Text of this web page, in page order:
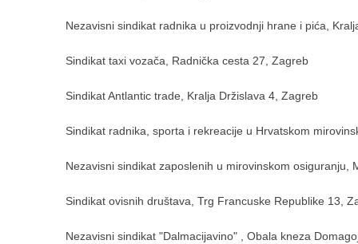
Nezavisni sindikat radnika u proizvodnji hrane i pića,
Sindikat taxi vozača, Radnička cesta 27, Zagreb
Sindikat Antlantic trade, Kralja Držislava 4, Zagreb
Sindikat radnika, sporta i rekreacije u Hrvatskom
Nezavisni sindikat zaposlenih u mirovinskom osiguranju,
Sindikat ovisnih društava, Trg Francuske Republike 13,
Nezavisni sindikat "Dalmacijavino" , Obala kneza